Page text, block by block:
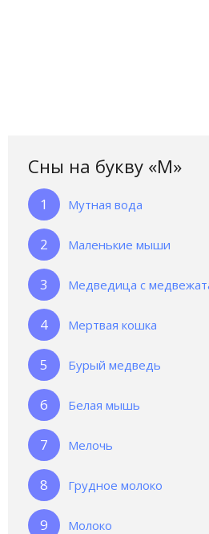
Сны на букву «М‎»‎
Мутная вода
Маленькие мыши
Медведица с
Мертвая кошка
Бурый медведь
Белая мышь
Мелочь
Грудное молоко
Молоко